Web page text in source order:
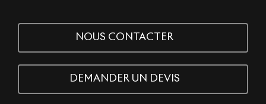
NOUS CONTACTER
DEMANDER UN DEVIS